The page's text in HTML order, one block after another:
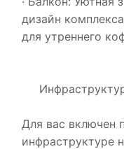
дизайн
для утреннего
Для вас включен
инфраструктуре